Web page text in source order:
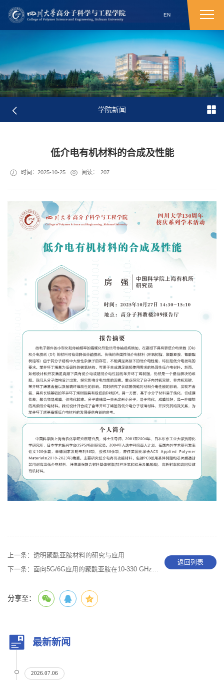
EN
学院新闻
低介电有机材料的合成及性能
时间：2025-10-25 阅读： 207
上一条： 透明聚酰亚胺材料的研究与应用
下一条： 面向5G/6G应用的聚酰亚胺在10-330 GHz的介电特性表征
返回列表
分享至：
最新新闻
2026.07.06